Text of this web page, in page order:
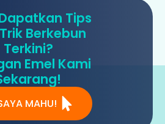
Tips
Berkebun
Terkini?
Emel Kami
MAHU!